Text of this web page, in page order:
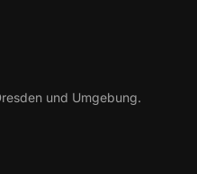
und Umgebung.